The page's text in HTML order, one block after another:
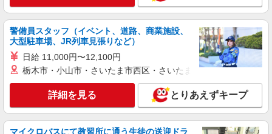
警備員スタッフ（イベント、道路、商業施設、
大型駐車場、JR列車見張りなど）
日給 11,000円〜12,100円
栃木市・小山市・さいたま市西区・さいたま市岩槻区・久喜市・
詳細を見る とりあえずキープ
マイクロバスにて教習所に通う生徒の送迎ドラ